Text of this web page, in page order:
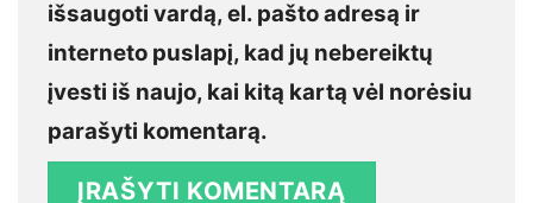
išsaugoti vardą, el. pašto adresą ir
interneto puslapį, kad jų nebereiktų
įvesti iš naujo, kai kitą kartą vėl norėsiu
parašyti komentarą.